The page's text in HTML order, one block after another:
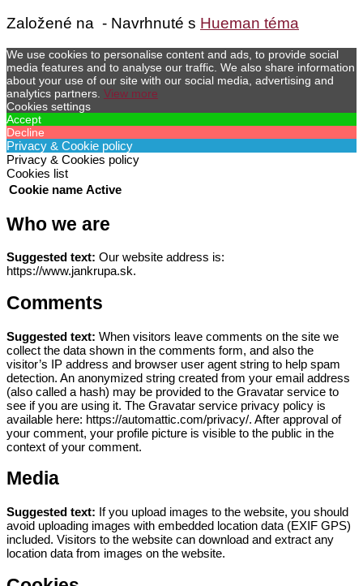
Založené na - Navrhnuté s Hueman téma
We use cookies to personalise content and ads, to provide social
media features and to analyse our traffic. We also share information
about your use of our site with our social media, advertising and
analytics partners. View more
Cookies settings
Accept
Decline
Privacy & Cookie policy
Privacy & Cookies policy
Cookies list
Cookie name Active
Who we are
Suggested text: Our website address is:
https://www.jankrupa.sk.
Comments
Suggested text: When visitors leave comments on the site we
collect the data shown in the comments form, and also the
visitor’s IP address and browser user agent string to help spam
detection. An anonymized string created from your email address
(also called a hash) may be provided to the Gravatar service to
see if you are using it. The Gravatar service privacy policy is
available here: https://automattic.com/privacy/. After approval of
your comment, your profile picture is visible to the public in the
context of your comment.
Media
Suggested text: If you upload images to the website, you should
avoid uploading images with embedded location data (EXIF GPS)
included. Visitors to the website can download and extract any
location data from images on the website.